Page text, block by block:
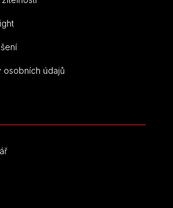
osobních údajů